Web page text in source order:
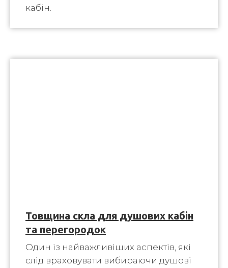
кабін.
Товщина скла для душових кабін
та перегородок
Один із найважливіших аспектів, які
слід враховувати вибираючи душові